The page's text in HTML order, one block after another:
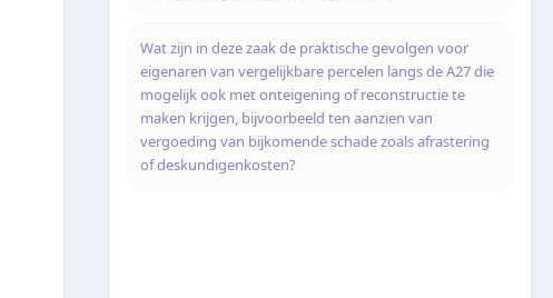
Wat zijn in deze zaak de praktische gevolgen voor
eigenaren van vergelijkbare percelen langs de A27 die
mogelijk ook met onteigening of reconstructie te
maken krijgen, bijvoorbeeld ten aanzien van
vergoeding van bijkomende schade zoals afrastering
of deskundigenkosten?